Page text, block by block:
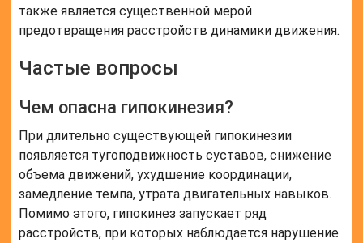
также является существенной мерой
предотвращения расстройств динамики движения.
Частые вопросы
Чем опасна гипокинезия?
При длительно существующей гипокинезии
появляется тугоподвижность суставов, снижение
объема движений, ухудшение координации,
замедление темпа, утрата двигательных навыков.
Помимо этого, гипокинез запускает ряд
расстройств, при которых наблюдается нарушение